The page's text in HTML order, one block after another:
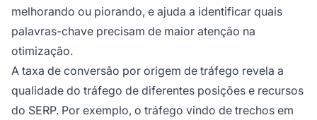
melhorando ou piorando, e ajuda a identificar quais
palavras-chave precisam de maior atenção na
otimização.
A taxa de conversão por origem de tráfego revela a
qualidade do tráfego de diferentes posições e recursos
do SERP. Por exemplo, o tráfego vindo de trechos em